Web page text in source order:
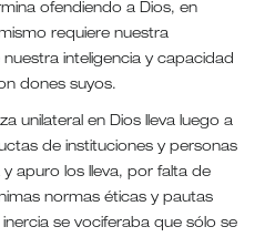
ofendiendo a Dios, en
requiere nuestra
inteligencia y capacidad
dones suyos.
unilateral en Dios lleva luego a
de instituciones y personas
apuro los lleva, por falta de
normas éticas y pautas
se vociferaba que sólo se